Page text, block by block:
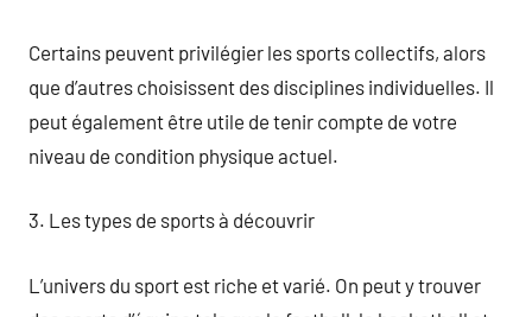
Certains peuvent privilégier les sports collectifs, alors
que d’autres choisissent des disciplines individuelles. Il
peut également être utile de tenir compte de votre
niveau de condition physique actuel.
3. Les types de sports à découvrir
L’univers du sport est riche et varié. On peut y trouver